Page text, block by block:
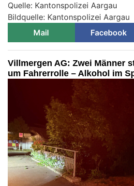
Quelle: Kantonspolizei Aargau
Bildquelle: Kantonspolizei Aargau
Mail
Facebook
Villmergen AG: Zwei Männer
um Fahrerrolle – Alkohol im